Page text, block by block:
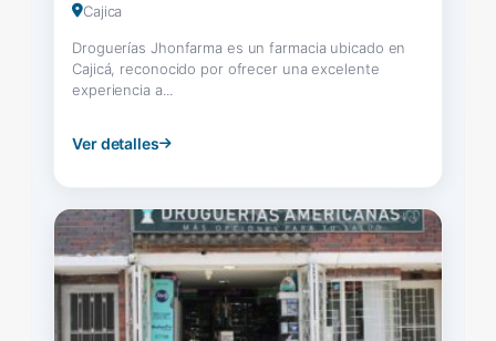
Cajica
Droguerías Jhonfarma es un farmacia ubicado en
Cajicá, reconocido por ofrecer una excelente
experiencia a...
Ver detalles